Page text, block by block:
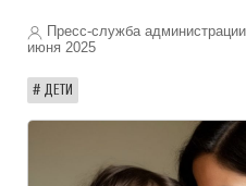
Пресс-служба
июня 2025
ДЕТИ